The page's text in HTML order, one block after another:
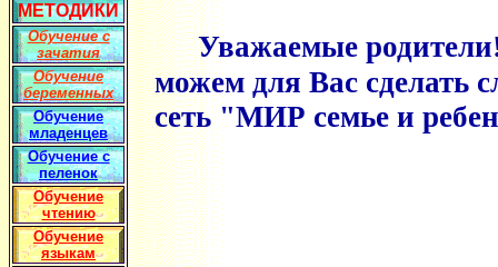
МЕТОДИКИ
Обучение с
зачатия
Обучение
беременных
Обучение
младенцев
Обучение с
пеленок
Обучение
чтению
Обучение
языкам
Уважаемые
можем для Вас сделать
сеть "МИР семье и